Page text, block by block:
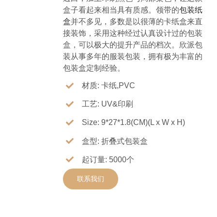
盒子看起来相当具有质感。领带的包装纸
盒并不多见，多数是以很薄的卡纸盒来直
接装饰，采用这种经过认真设计过的包装
盒，可以极大的提升产品的档次。欣派包
装从事多年的服装包装，拥有极为丰富的
包装盒定制经验。
材质: 卡纸,PVC
工艺: UV&印刷
Size: 9*27*1.8(CM)(L x W x H)
盒型: 折叠式包装盒
起订量: 5000个
联系我们